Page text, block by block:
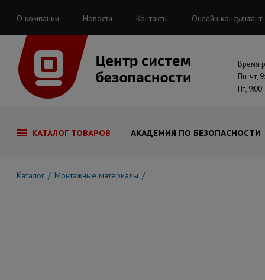
О компании Новости Контакты Онлайн консультант
Время
Пн-чт,
Пт,
КАТАЛОГ ТОВАРОВ АКАДЕМИЯ ПО БЕЗОПАСНОСТИ
Каталог Монтажные материалы